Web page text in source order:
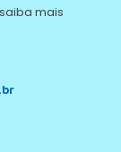
mais